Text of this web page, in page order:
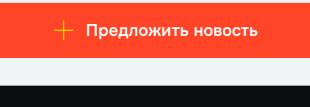
Предложить новость